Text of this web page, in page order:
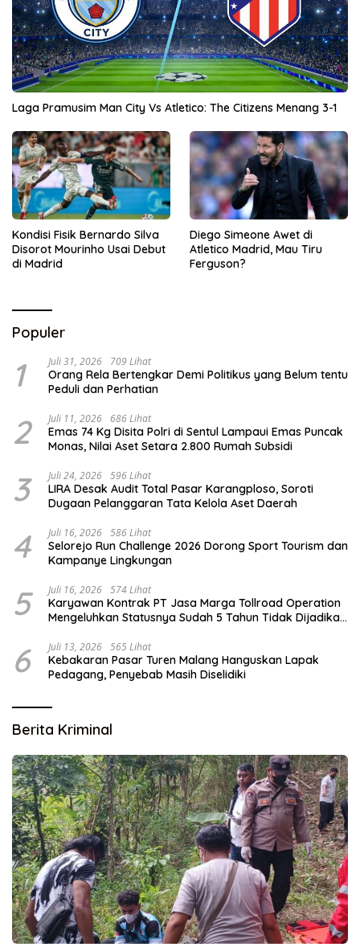
Laga Pramusim Man City Vs Atletico: The Citizens Menang 3-1
Kondisi Fisik Bernardo Silva
Disorot Mourinho Usai Debut
di Madrid
Diego Simeone Awet di
Atletico Madrid, Mau Tiru
Ferguson?
Populer
1 Juli 31, 2026 709 Lihat
Orang Rela Bertengkar Demi Politikus yang Belum tentu
Peduli dan Perhatian
2 Juli 11, 2026 686 Lihat
Emas 74 Kg Disita Polri di Sentul Lampaui Emas Puncak
Monas, Nilai Aset Setara 2.800 Rumah Subsidi
3 Juli 24, 2026 596 Lihat
LIRA Desak Audit Total Pasar Karangploso, Soroti
Dugaan Pelanggaran Tata Kelola Aset Daerah
4 Juli 16, 2026 586 Lihat
Selorejo Run Challenge 2026 Dorong Sport Tourism dan
Kampanye Lingkungan
5 Juli 16, 2026 574 Lihat
Karyawan Kontrak PT Jasa Marga Tollroad Operation
Mengeluhkan Statusnya Sudah 5 Tahun Tidak Dijadikan
6 Juli 13, 2026 565 Lihat
Kebakaran Pasar Turen Malang Hanguskan Lapak
Pedagang, Penyebab Masih Diselidiki
Berita Kriminal